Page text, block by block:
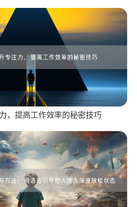
，提高工作效率的秘密技巧